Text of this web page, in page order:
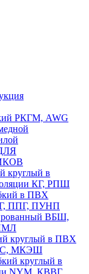
РКГМ, AWG
круглый в
КГ, РПШ
в ПВХ
ППГ, ПУНП
ВБШ,
круглый в ПВХ
МКЭШ
круглый в
NYM, КВВГ